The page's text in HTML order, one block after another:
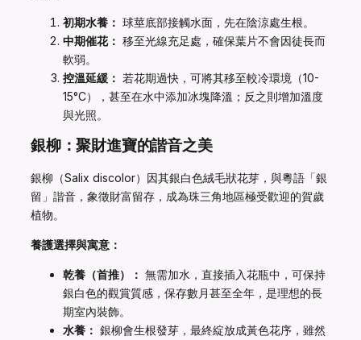
初期水養： 球莖底部接觸水面，先在陰涼處生根。
中期催花： 移至光線充足處，確保葉片不會因徒長而
軟弱。
控溫延緩： 若花期過快，可將其移至較冷環境（10-
15°C），甚至在水中添加冰塊降溫；反之則增加溫度
與光照。
銀柳：聚財進寶的諧音之美
銀柳（Salix discolor）因其銀白色絨毛狀花芽，與粵語「銀
留」諧音，象徵財富留存，成為珠三角地區極受歡迎的賀歲
植物。
養護選擇與寓意：
乾養（首推）： 無需加水，直接插入花瓶中，可保持
銀白色的觀賞質感，保存數月甚至全年，是理想的長
期室內裝飾。
水養： 銀柳會生根發芽，最終綻放成黃色花序，雖然